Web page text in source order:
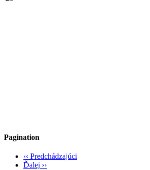
Pagination
‹‹ Predchádzajúci
Ďalej ››